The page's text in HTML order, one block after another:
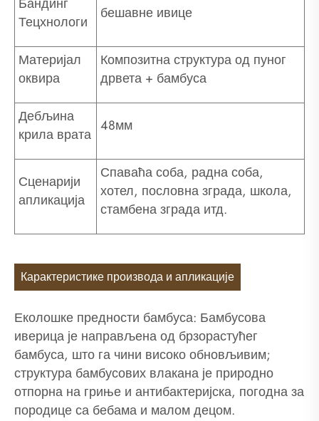
Тецхнологи
бешавне ивице
Материјал
оквира
Композитна структура од пуног
дрвета + бамбуса
Дебљина
крила врата 48мм
Сценарији
апликација
Спаваћа соба, радна соба,
хотел, пословна зграда, школа,
стамбена зграда итд.
Карактеристике производа и апликације
Еколошке предности бамбуса: Бамбусова
иверица је направљена од брзорастућег
бамбуса, што га чини високо обновљивим;
структура бамбусових влакана је природно
отпорна на гриње и антибактеријска, погодна за
породице са бебама и малом децом.